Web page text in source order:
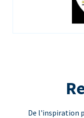
De l'inspiration